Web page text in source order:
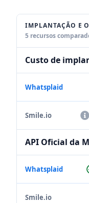
IMPLANTAÇÃO E
5 recursos
Custo de
API Oficial da